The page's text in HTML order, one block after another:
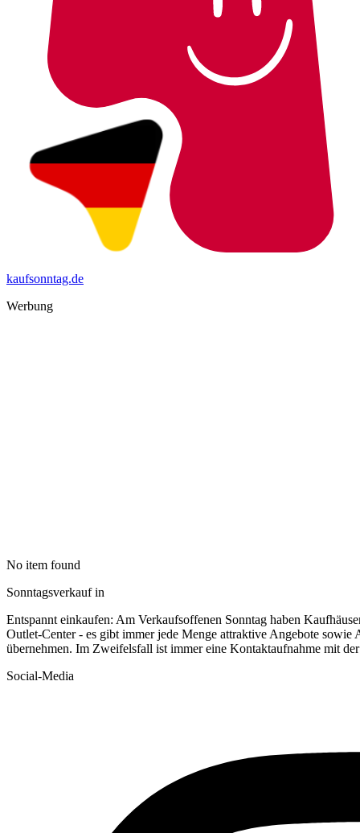
kaufsonntag.de
Werbung
No item found
Sonntagsverkauf in
Entspannt einkaufen: Am Verkaufsoffenen Sonntag haben
Outlet-Center - es gibt immer jede Menge attraktive Angebote
übernehmen. Im Zweifelsfall ist immer eine Kontaktaufnahme mit
Social-Media